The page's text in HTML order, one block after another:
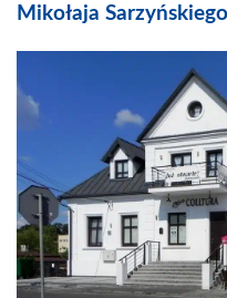
Mikołaja